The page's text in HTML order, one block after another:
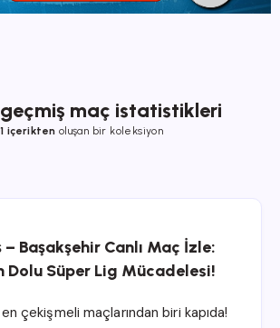
geçmiş maç istatistikleri
1 içerikten oluşan bir koleksiyon
– Başakşehir Canlı Maç İzle:
Dolu Süper Lig Mücadelesi!
çekişmeli maçlarından biri kapıda!